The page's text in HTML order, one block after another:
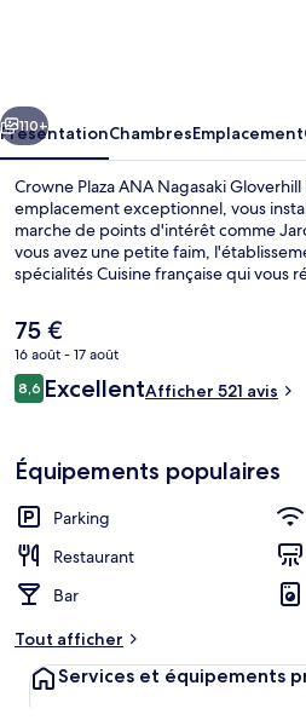
Gloverhill
by
IHG
Suivant
110+
PrésentationChambresEmplacement
Crowne Plaza ANA Nagasaki
emplacement exceptionnel, vous
marche de points d'intérêt comme
vous avez une petite faim,
spécialités Cuisine française qui vous
vous trouverez aussi des sites comme
Megane-bashi. Les autres voyageurs
attentionné.
Le
prix
actuel
est
75 €
16 août - 17 août
Avis
voyageurs
8,68,6 sur 10
ExcellentAfficher 521 avis
Équipements populaires
Parking
Restaurant
Bar
Tout afficher
Services et équipements